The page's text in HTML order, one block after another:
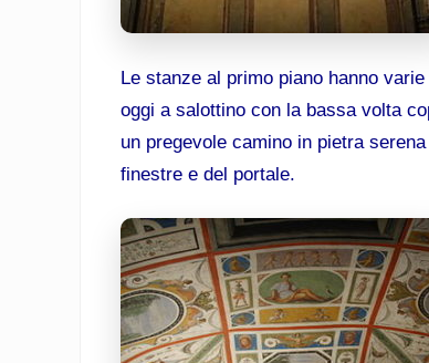
Le stanze al primo piano hanno
oggi a salottino con la bassa volta
un pregevole camino in pietra
finestre e del portale.